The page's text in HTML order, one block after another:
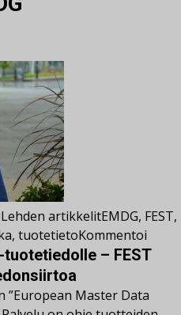
Lehden artikkelitEMDG, FEST,
, tuotetietoKommentoi
tuotetiedolle – FEST
”European Master Data